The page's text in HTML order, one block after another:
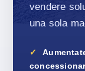
vendere
una sola